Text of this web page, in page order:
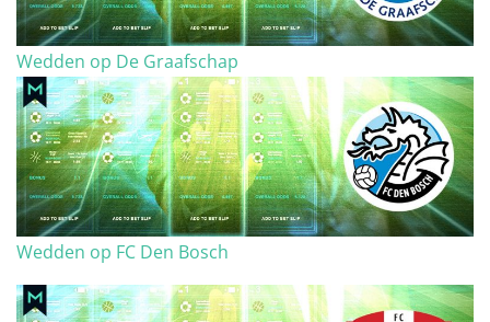
Wedden op De Graafschap
Wedden op FC Den Bosch